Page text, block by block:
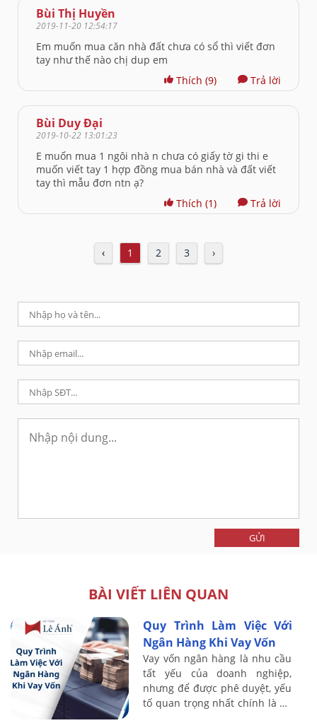
Bùi Thị Huyền
2019-11-20 12:54:17
Em muốn mua căn nhà đất chưa có sổ thì viết đơn
tay như thế nào chị dup em
Thích (9) Trả lời
Bùi Duy Đại
2019-10-22 13:01:23
E muốn mua 1 ngôi nhà n chưa có giấy tờ gi thi e
muốn viết tay 1 hợp đồng mua bán nhà và đất viết
tay thì mẫu đơn ntn ạ?
Thích (1) Trả lời
‹ 1 2 3 ›
GỬI
BÀI VIẾT LIÊN QUAN
Quy Trình Làm Việc Với
Ngân Hàng Khi Vay Vốn
Vay vốn ngân hàng là nhu cầu
tất yếu của doanh nghiệp,
nhưng để được phê duyệt, yếu
tố quan trọng nhất chính là hệ